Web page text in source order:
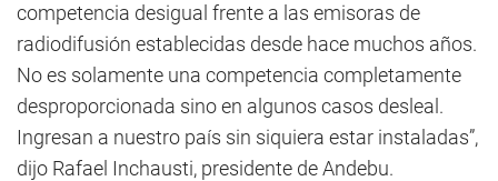
competencia desigual frente a las emisoras de
radiodifusión establecidas desde hace muchos años.
No es solamente una competencia completamente
desproporcionada sino en algunos casos desleal.
Ingresan a nuestro país sin siquiera estar instaladas”,
dijo Rafael Inchausti, presidente de Andebu.